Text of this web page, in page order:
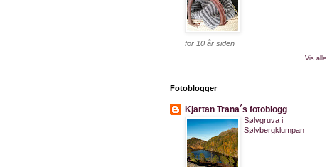
for 10 år siden
Vis alle
Fotoblogger
Kjartan Trana´s fotoblogg
Sølvgruva i
Sølvbergklumpan